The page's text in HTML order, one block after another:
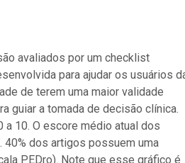
avaliados por um checklist
para ajudar os usuários
de terem uma maior validade
guiar a tomada de decisão clínica.
a 10. O escore médio atual dos
40% dos artigos possuem uma
PEDro). Note que esse gráfico é